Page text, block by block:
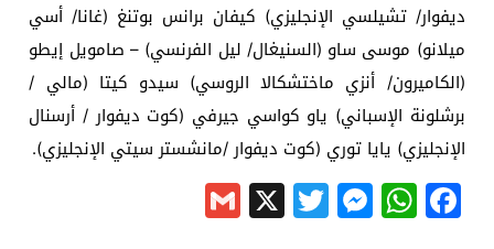
ديفوار/ تشيلسي الإنجليزي) كيفان برانس بوتنغ (غانا/ أسي
ميلانو) موسى ساو (السنيغال/ ليل الفرنسي) – صامويل إيطو
(الكاميرون/ أنزي ماختشكالا الروسي) سيدو كيتا (مالي /
برشلونة الإسباني) ياو كواسي جيرفي (كوت ديفوار / أرسنال
الإنجليزي) يايا توري (كوت ديفوار /مانشستر سيتي الإنجليزي).
Facebook
WhatsApp
Messenger
Twitter
X